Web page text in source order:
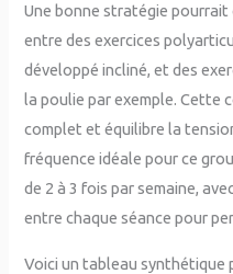
Une bonne stratégie
entre des exercices
développé incliné, et des
la poulie par exemple. Cette
complet et équilibre la
fréquence idéale pour ce
de 2 à 3 fois par semaine,
entre chaque séance pour
Voici un tableau